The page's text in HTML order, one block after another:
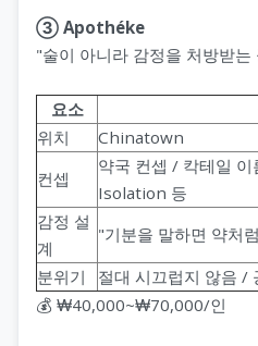
③ Apothéke
"술이 아니라 감정을 처방받는
요소
위치
Chinatown
컨셉
약국 컨셉 / 칵테일
Isolation 등
감정 설
계
"기분을 말하면 약처
분위기
절대 시끄럽지 않음 /
💰 ₩40,000~₩70,000/인